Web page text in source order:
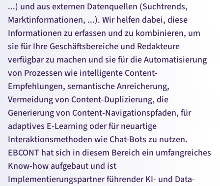
...) und aus externen Datenquellen (Suchtrends,
Marktinformationen, ...). Wir helfen dabei, diese
Informationen zu erfassen und zu kombinieren, um
sie für Ihre Geschäftsbereiche und Redakteure
verfügbar zu machen und sie für die Automatisierung
von Prozessen wie intelligente Content-
Empfehlungen, semantische Anreicherung,
Vermeidung von Content-Duplizierung, die
Generierung von Content-Navigationspfaden, für
adaptives E-Learningoder für neuartige
Interaktionsmethoden wie Chat-Bots zu nutzen.
EBCONT hat sich in diesem Bereich ein umfangreiches
Know-how aufgebaut und ist
Implementierungspartner führender KI- und Data-